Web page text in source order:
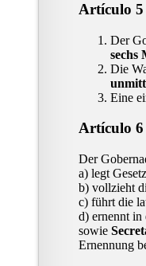
Artículo 5
Der
sechs
Die
Eine
Artículo 6
Der
a) legt
b) vollzieht
c) führt die
d) ernennt in
sowie
Ernennung